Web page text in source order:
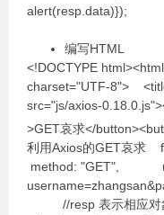
alert(resp.data)});
编写HTML
<!DOCTYPE
charset="UTF-8">
src="js/axios-
>GET哀求</
利用Axios的GET
method: "GET",
//resp 表示相应对